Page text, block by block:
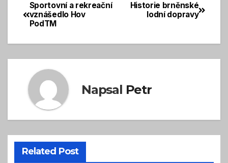
Navigace
pro
Historie brněnské
lodní dopravy
Sportovní a rekreační
vznášedlo Hov
PodTM
Napsal Petr
Related Post